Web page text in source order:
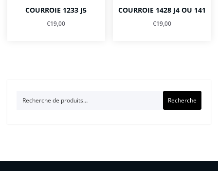
COURROIE 1233 J5
€19,00
COURROIE 1428 J4 OU 141
€19,00
Recherche